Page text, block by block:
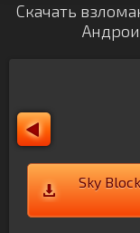
Скачать
Sky